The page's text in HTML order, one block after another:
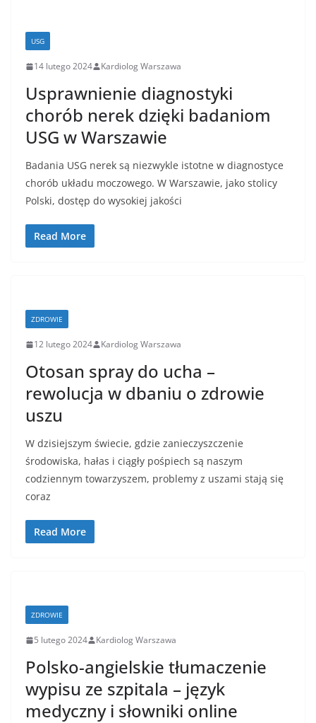
USG
14 lutego 2024 Kardiolog Warszawa
Usprawnienie diagnostyki
chorób nerek dzięki badaniom
USG w Warszawie
Badania USG nerek są niezwykle istotne w diagnostyce
chorób układu moczowego. W Warszawie, jako stolicy
Polski, dostęp do wysokiej jakości
Read More
ZDROWIE
12 lutego 2024 Kardiolog Warszawa
Otosan spray do ucha –
rewolucja w dbaniu o zdrowie
uszu
W dzisiejszym świecie, gdzie zanieczyszczenie
środowiska, hałas i ciągły pośpiech są naszym
codziennym towarzyszem, problemy z uszami stają się
coraz
Read More
ZDROWIE
5 lutego 2024 Kardiolog Warszawa
Polsko-angielskie tłumaczenie
wypisu ze szpitala – język
medyczny i słowniki online